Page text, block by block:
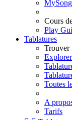
Cours
Play
Tablatures
Trouver
Toutes
A
Tarifs